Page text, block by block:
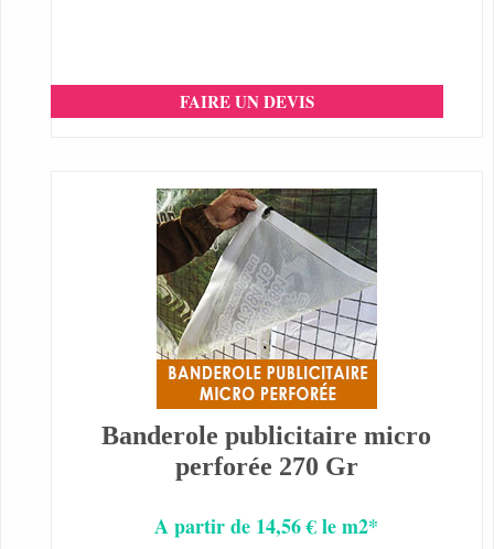
FAIRE UN DEVIS
Banderole publicitaire micro
perforée 270 Gr
A partir de 14,56 € le m2*